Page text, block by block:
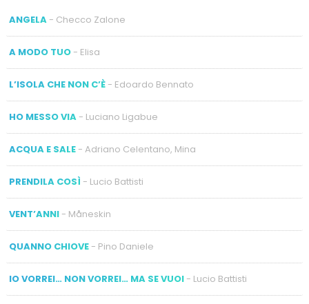
ANGELA- Checco Zalone
A MODO TUO- Elisa
L’ISOLA CHE NON C’È- Edoardo Bennato
HO MESSO VIA- Luciano Ligabue
ACQUA E SALE- Adriano Celentano, Mina
PRENDILA COSÌ - Lucio Battisti
VENT’ANNI- Måneskin
QUANNO CHIOVE- Pino Daniele
IO VORREI… NON VORREI… MA SE VUOI- Lucio Battisti